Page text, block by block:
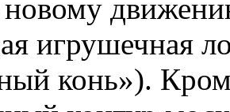
новому
игрушечная
конь»).